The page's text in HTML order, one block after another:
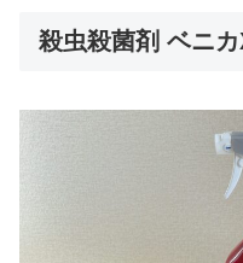
殺虫殺菌剤 ベニ